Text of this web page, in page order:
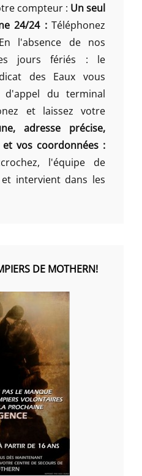
compteur : Un seul
24/24 :Téléphonez
l'absence de nos
jours fériés : le
des Eaux vous
du terminal
et laissez votre
adresse précise,
vos coordonnées :
l'équipe de
intervient dans les
DE MOTHERN!